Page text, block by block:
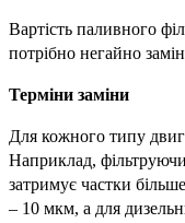
Вартість паливного
потрібно негайно
Терміни заміни
Для кожного типу
Наприклад,
затримує частки
– 10 мкм, а для